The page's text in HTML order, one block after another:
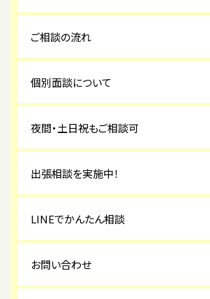
ご相談の流れ
個別面談について
夜間・土日祝もご相談可
出張相談を実施中！
LINEでかんたん相談
お問い合わせ